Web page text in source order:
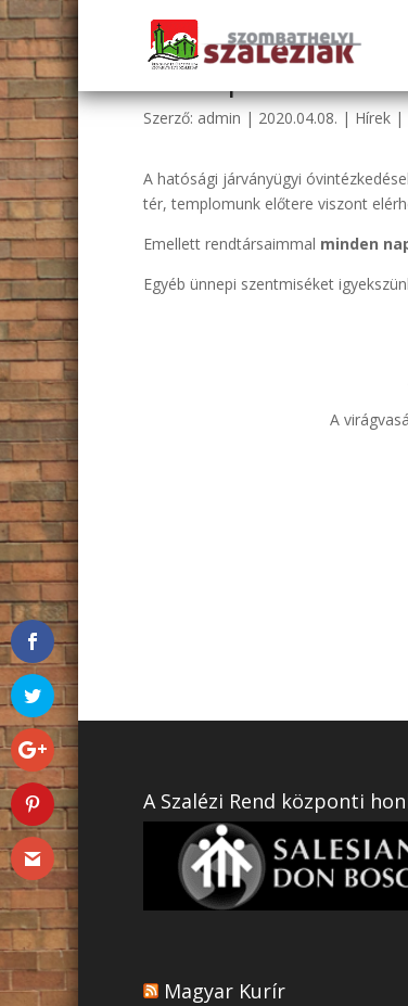
Ünnepi online-
Szerző: admin | 2020.04.08. | Hírek |
A hatósági járványügyi
tér, templomunk előtere viszont
Emellett rendtársaimmal minden
Egyéb ünnepi szentmiséket
A
A Szalézi Rend központi
Magyar Kurír